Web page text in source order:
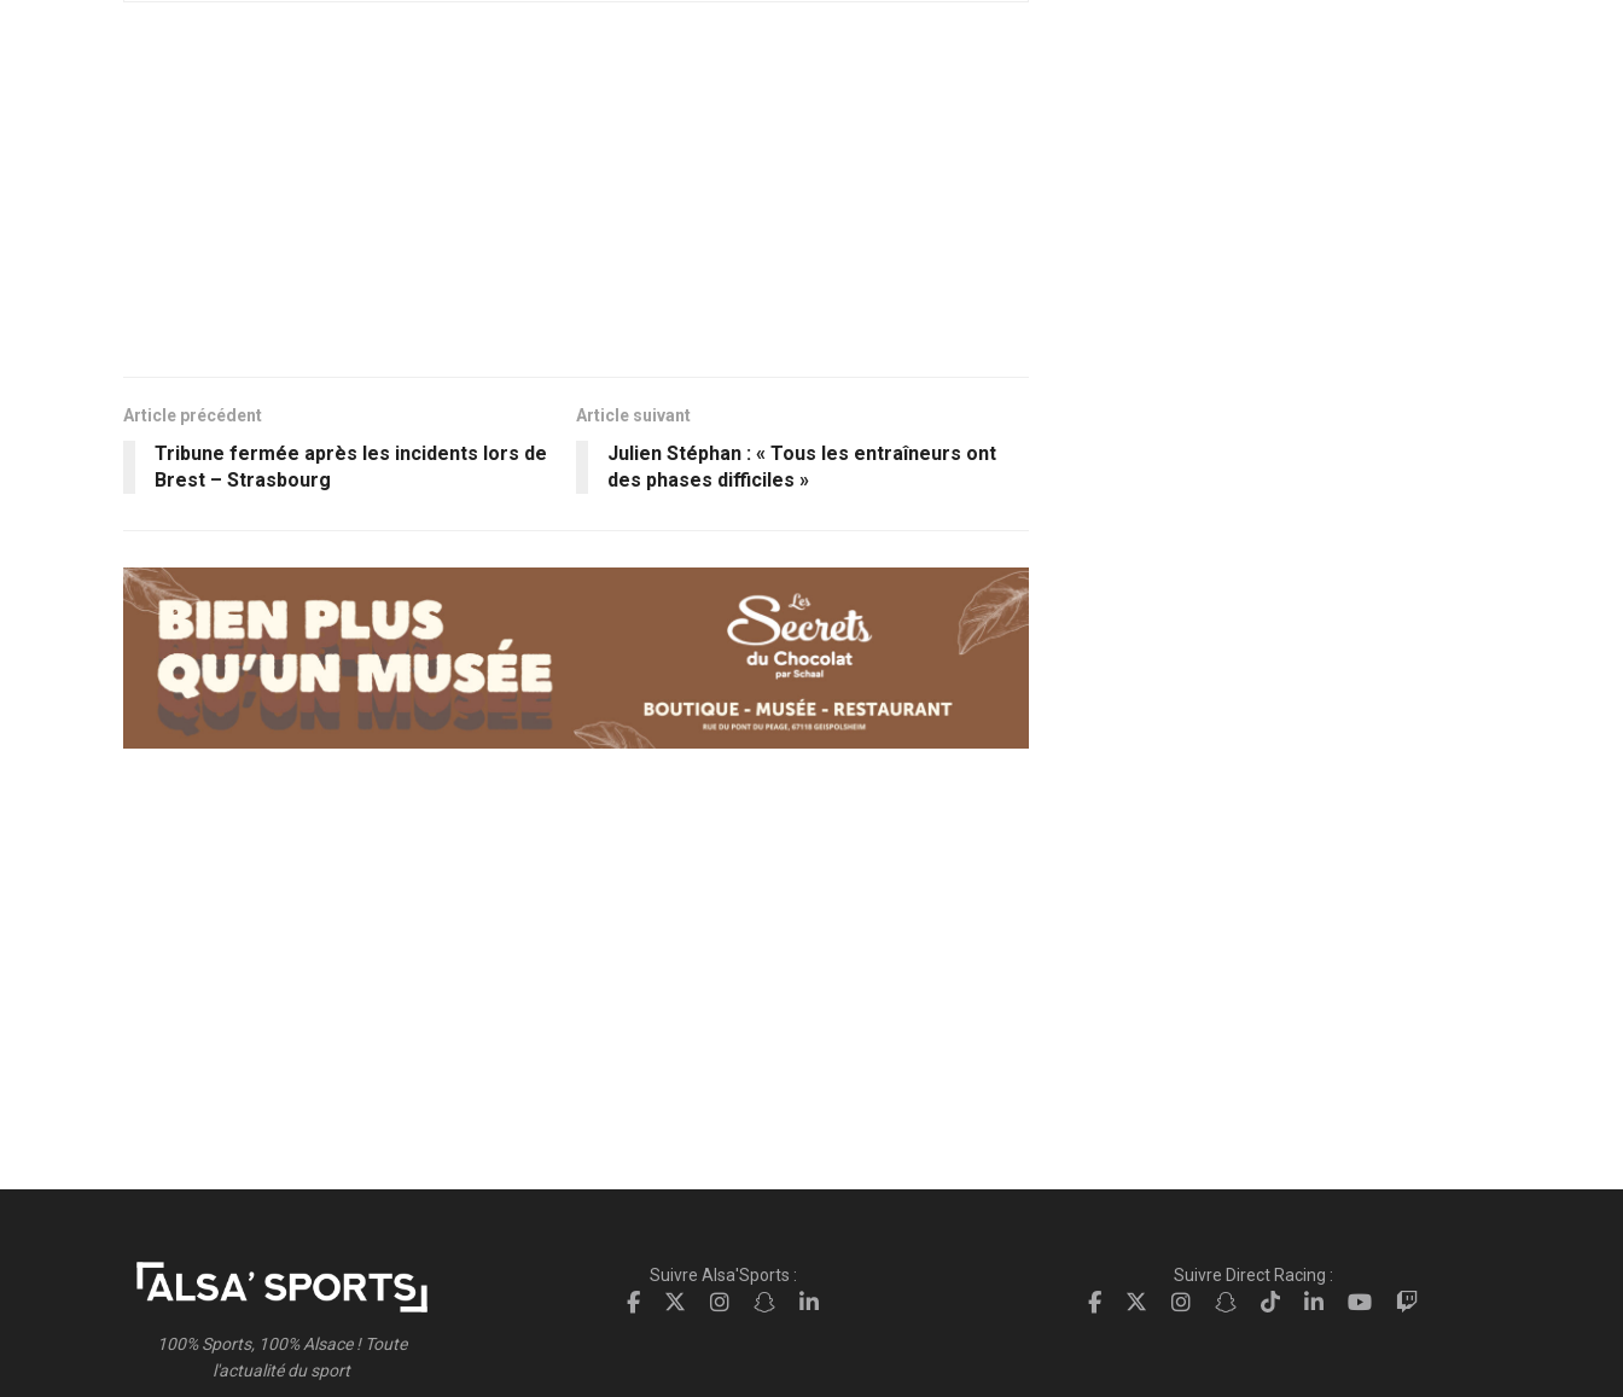
Article précédent
Tribune fermée après les incidents lors de
Brest – Strasbourg
Article suivant
Julien Stéphan : « Tous les entraîneurs ont
des phases difficiles »
100% Sports, 100% Alsace ! Toute
l'actualité du sport
Suivre Alsa'Sports : Suivre Direct Racing :